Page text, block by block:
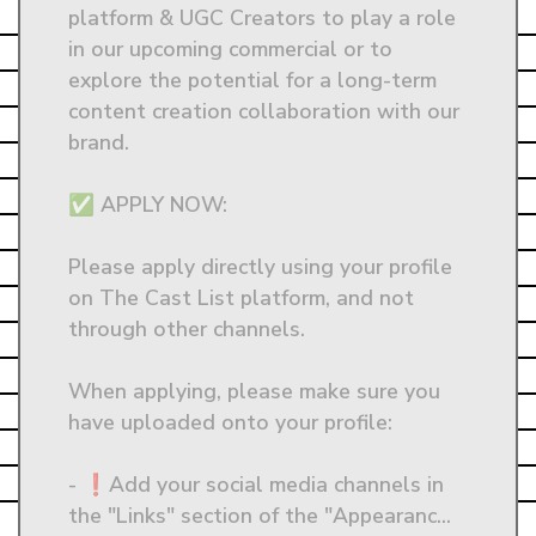
platform & UGC Creators to play a role
in our upcoming commercial or to
explore the potential for a long-term
content creation collaboration with our
brand.
✅ APPLY NOW:
Please apply directly using your profile
on The Cast List platform, and not
through other channels.
When applying, please make sure you
have uploaded onto your profile:
- ❗Add your social media channels in
the "Links" section of the "Appearanc...